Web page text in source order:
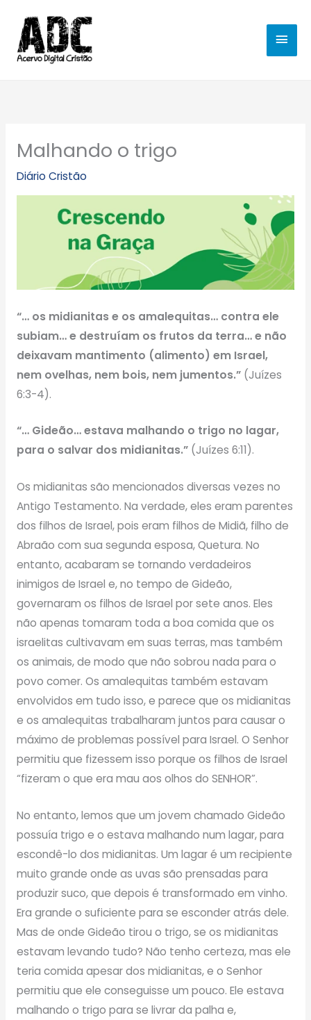
para
conteúdo
Malhando o trigo
Diário Cristão
“… os midianitas e os amalequitas… contra ele
subiam… e destruíam os frutos da terra… e não
deixavam mantimento (alimento) em Israel,
nem ovelhas, nem bois, nem jumentos.”(Juízes
6:3-4).
“… Gideão… estava malhando o trigo no lagar,
para o salvar dos midianitas.”(Juízes 6:11).
Os midianitas são mencionados diversas vezes no
Antigo Testamento. Na verdade, eles eram parentes
dos filhos de Israel, pois eram filhos de Midiã, filho de
Abraão com sua segunda esposa, Quetura. No
entanto, acabaram se tornando verdadeiros
inimigos de Israel e, no tempo de Gideão,
governaram os filhos de Israel por sete anos. Eles
não apenas tomaram toda a boa comida que os
israelitas cultivavam em suas terras, mas também
os animais, de modo que não sobrou nada para o
povo comer. Os amalequitas também estavam
envolvidos em tudo isso, e parece que os midianitas
e os amalequitas trabalharam juntos para causar o
máximo de problemas possível para Israel. O Senhor
permitiu que fizessem isso porque os filhos de Israel
“fizeram o que era mau aos olhos do SENHOR”.
No entanto, lemos que um jovem chamado Gideão
possuía trigo e o estava malhando num lagar, para
escondê-lo dos midianitas. Um lagar é um recipiente
muito grande onde as uvas são prensadas para
produzir suco, que depois é transformado em vinho.
Era grande o suficiente para se esconder atrás dele.
Mas de onde Gideão tirou o trigo, se os midianitas
estavam levando tudo? Não tenho certeza, mas ele
teria comida apesar dos midianitas, e o Senhor
permitiu que ele conseguisse um pouco. Ele estava
malhando o trigo para se livrar da palha e,